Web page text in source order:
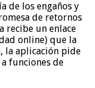
de los engaños y
de retornos
recibe un enlace
online) que la
la aplicación pide
funciones de